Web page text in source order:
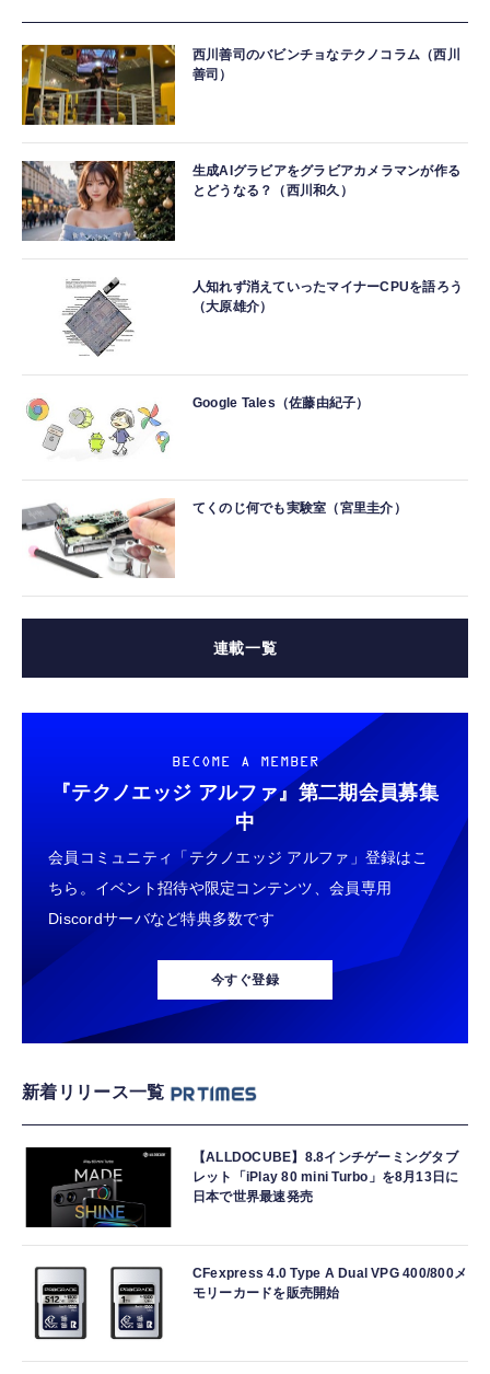
西川善司のバビンチョなテクノコラム（西川
善司）
生成AIグラビアをグラビアカメラマンが作る
とどうなる？（西川和久）
人知れず消えていったマイナーCPUを語ろう
（大原雄介）
Google Tales（佐藤由紀子）
てくのじ何でも実験室（宮里圭介）
連載一覧
BECOME A MEMBER
『テクノエッジ アルファ』 第二期会員募集
中
会員コミュニティ「テクノエッジ アルファ」登録はこ
ちら。イベント招待や限定コンテンツ、会員専用
Discordサーバなど特典多数です
今すぐ登録
新着リリース一覧
【ALLDOCUBE】8.8インチゲーミングタブ
レット「iPlay 80 mini Turbo」を8月13日に
日本で世界最速発売
CFexpress 4.0 Type A Dual VPG 400/800メ
モリーカードを販売開始